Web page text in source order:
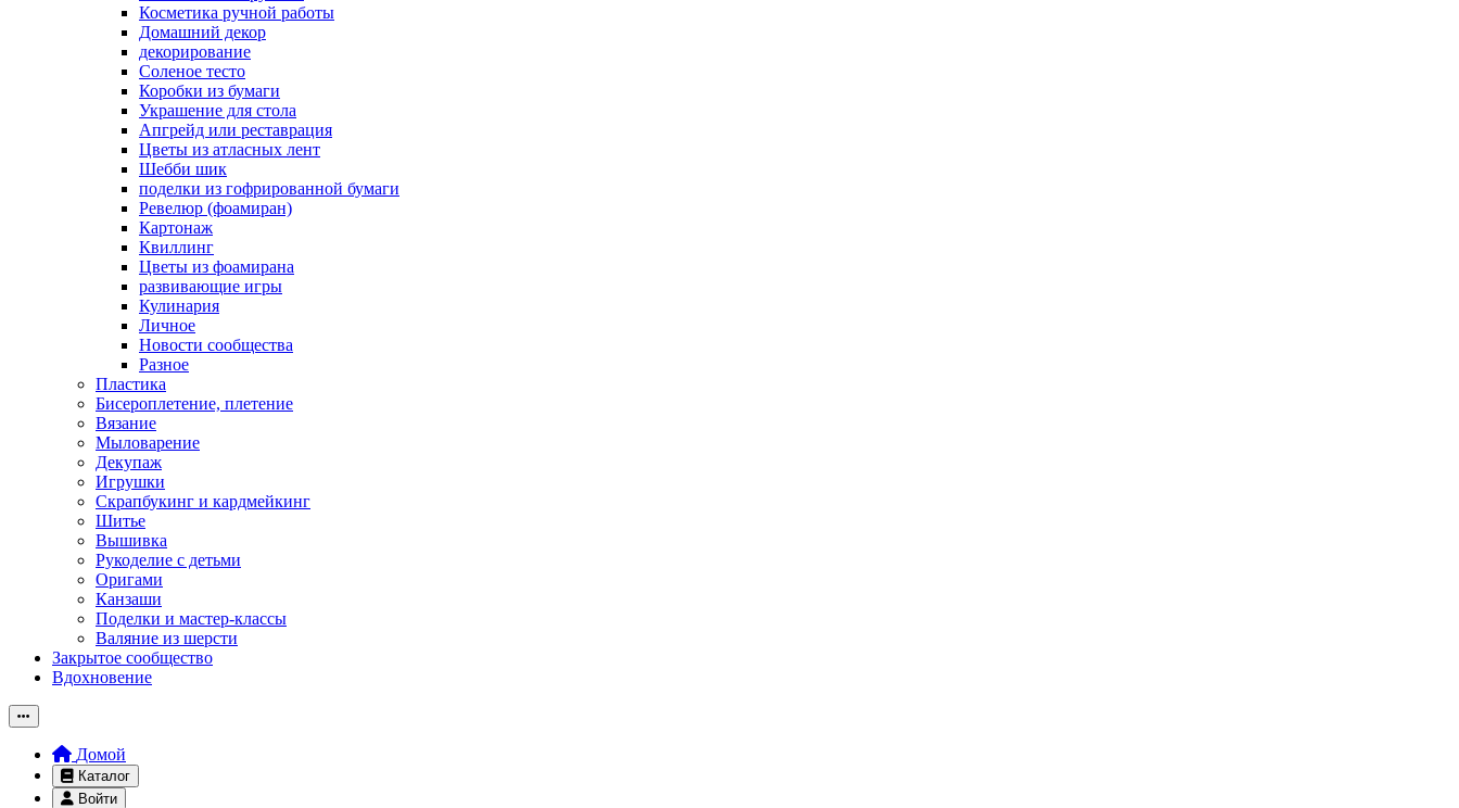
Косметика ручной работы
Домашний декор
декорирование
Соленое тесто
Коробки из бумаги
Украшение для стола
Апгрейд или реставрация
Цветы из атласных лент
Шебби шик
поделки из гофрированной бумаги
Ревелюр (фоамиран)
Картонаж
Квиллинг
Цветы из фоамирана
развивающие игры
Кулинария
Личное
Новости сообщества
Разное
Пластика
Бисероплетение, плетение
Вязание
Мыловарение
Декупаж
Игрушки
Скрапбукинг и кардмейкинг
Шитье
Вышивка
Рукоделие с детьми
Оригами
Канзаши
Поделки и мастер-классы
Валяние из шерсти
Закрытое сообщество
Вдохновение
Домой
Каталог
Войти